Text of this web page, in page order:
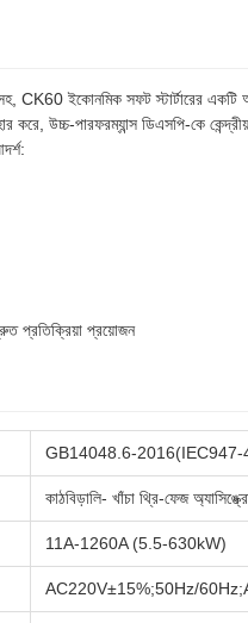
সহ, CK60 ইকোনমিক সফট স্টার্টারের
উচ্চ-পারফরম্যান্স ডিএসপি-কে
প্রতিক্রিয়া প্রয়োজন
GB14048.6-2016(IEC947-
কাঠবিড়ালি- খাঁচা থ্রি-ফেজ
11A-1260A (5.5-630kW)
AC220V±15%;50Hz/